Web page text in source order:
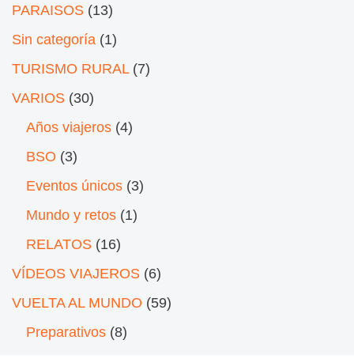
PARAISOS (13)
Sin categoría (1)
TURISMO RURAL(7)
VARIOS (30)
Años viajeros (4)
BSO (3)
Eventos únicos (3)
Mundo y retos (1)
RELATOS (16)
VÍDEOS VIAJEROS (6)
VUELTA AL MUNDO (59)
Preparativos (8)